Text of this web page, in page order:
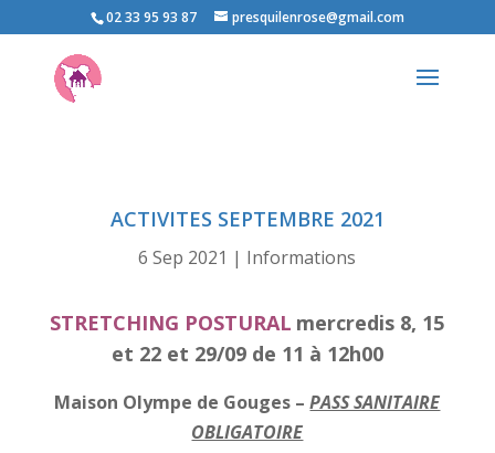
02 33 95 93 87 presquilenrose@gmail.com
ACTIVITES SEPTEMBRE 2021
6 Sep 2021 | Informations
STRETCHING POSTURAL mercredis 8, 15
et 22 et 29/09 de 11 à 12h00
Maison Olympe de Gouges –PASS SANITAIRE
OBLIGATOIRE